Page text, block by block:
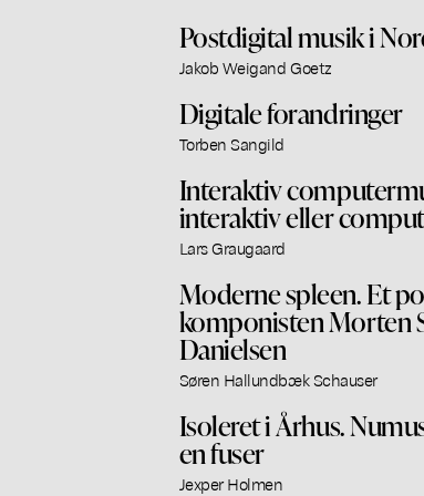
Postdigital musik i
Jakob Weigand Goetz
Digitale forandringer
Torben Sangild
Interaktiv
interaktiv eller
Lars Graugaard
Moderne spleen. Et
komponisten Morten
Danielsen
Søren Hallundbæk Schauser
Isoleret i Århus.
en fuser
Jexper Holmen